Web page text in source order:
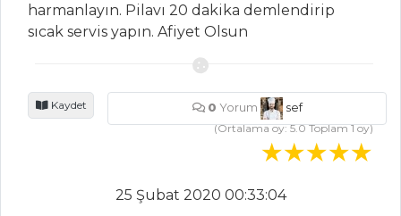
İçecekler Tüm
Tarifleri
BALIK
YEMEKLERI
Somon Fümeli
harmanlayın. Pilavı 20 dakika demlendirip
sıcak servis yapın. Afiyet Olsun
Kaydet 0 Yorum
sef
(Ortalama oy:5.0Toplam1oy)
25 Şubat 2020 00:33:04